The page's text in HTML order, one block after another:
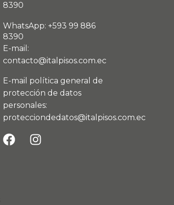
8390
WhatsApp: +593 99 886
8390
E-mail:
contacto@italpisos.com.ec
E-mail política general de
protección de datos
personales:
protecciondedatos@italpisos.com.ec